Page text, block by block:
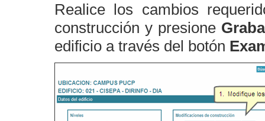
Realice los cambios
construcción y presione
edificio a través del botón